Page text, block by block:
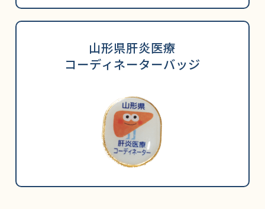
山形県肝炎医療
コーディネーターバッジ